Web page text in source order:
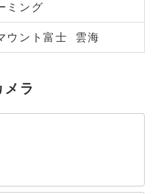
ミング
ウント富士 雲海
ラ